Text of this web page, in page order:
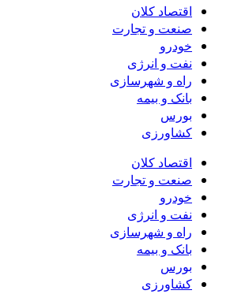
اقتصاد کلان
صنعت و تجارت
خودرو
نفت و انرژی
راه و شهرسازی
بانک و بیمه
بورس
کشاورزی
اقتصاد کلان
صنعت و تجارت
خودرو
نفت و انرژی
راه و شهرسازی
بانک و بیمه
بورس
کشاورزی